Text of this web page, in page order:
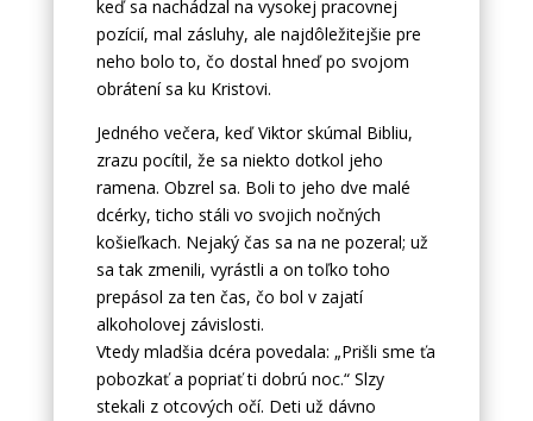
keď sa nachádzal na vysokej pracovnej
pozícií, mal zásluhy, ale najdôležitejšie pre
neho bolo to, čo dostal hneď po svojom
obrátení sa ku Kristovi.
Jedného večera, keď Viktor skúmal Bibliu,
zrazu pocítil, že sa niekto dotkol jeho
ramena. Obzrel sa. Boli to jeho dve malé
dcérky, ticho stáli vo svojich nočných
košieľkach. Nejaký čas sa na ne pozeral; už
sa tak zmenili, vyrástli a on toľko toho
prepásol za ten čas, čo bol v zajatí
alkoholovej závislosti.
Vtedy mladšia dcéra povedala: „Prišli sme ťa
pobozkať a popriať ti dobrú noc.“ Slzy
stekali z otcových očí. Deti už dávno